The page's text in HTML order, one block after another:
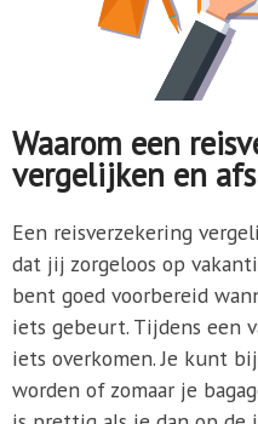
Waarom een
vergelijken en
Een reisverzekering
dat jij zorgeloos op
bent goed voorbereid
iets gebeurt. Tijdens een
iets overkomen. Je kunt
worden of zomaar je